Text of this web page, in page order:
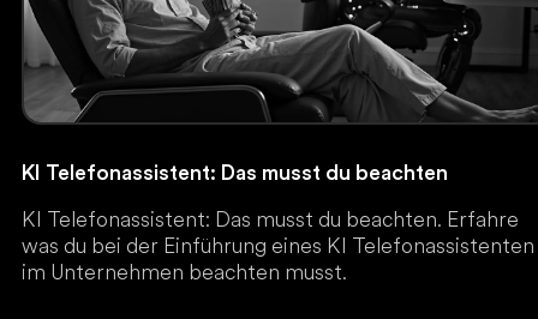
KI Telefonassistent: Das musst du beachten
KI Telefonassistent: Das musst du beachten. Erfahre
was du bei der Einführung eines KI Telefonassistenten
im Unternehmen beachten musst.